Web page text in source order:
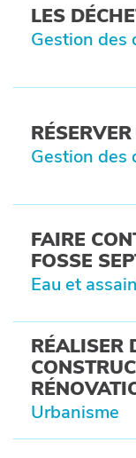
LES
Gestion des
Gestion des
FAIRE
FOSSE
Eau et
RÉALISER
Urbanisme